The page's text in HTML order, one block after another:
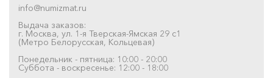
info@numizmat.ru
Выдача заказов:
г. Москва, ул. 1-я Тверская-Ямская 29 с1
(Метро Белорусская, Кольцевая)
Понедельник - пятница: 10:00 - 20:00
Суббота - воскресенье: 12:00 - 18:00